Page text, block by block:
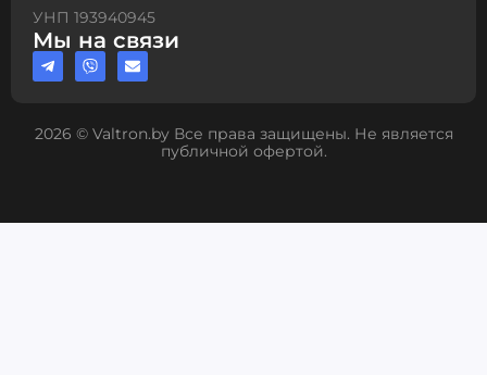
УНП 193940945
Мы на связи
2026 © Valtron.by Все права защищены. Не является
публичной офертой.